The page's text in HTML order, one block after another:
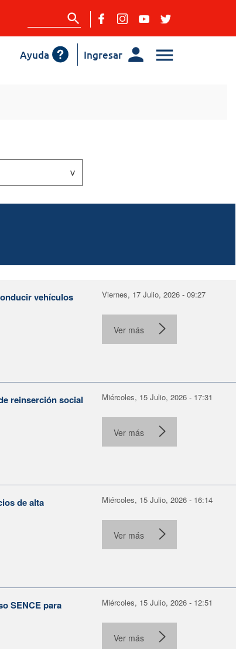
Ingresar
Ayuda
vehículos
Viernes, 17 Julio, 2026 - 09:27
Ver más
reinserción social Miércoles, 15 Julio, 2026 - 17:31
Ver más
de alta
Miércoles, 15 Julio, 2026 - 16:14
Ver más
SENCE para
Miércoles, 15 Julio, 2026 - 12:51
Ver más